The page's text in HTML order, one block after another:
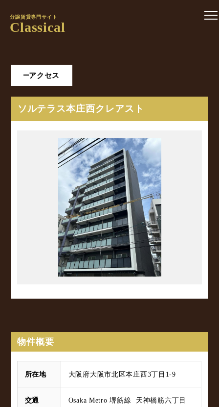
分譲賃貸専門サイト
Classical
アクセス
ソルテラス本庄西クレアスト
物件概要
所在地 大阪府大阪市北区本庄西3丁目1-9
交通
Osaka Metro 堺筋線 天神橋筋六丁目